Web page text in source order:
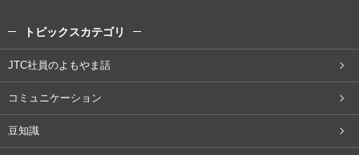
トピックスカテゴリ
JTC社員のよもやま話
コミュニケーション
豆知識